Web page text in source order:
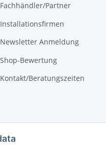
Fachhändler/Partner
Installationsfirmen
Newsletter Anmeldung
Shop-Bewertung
Kontakt/Beratungszeiten